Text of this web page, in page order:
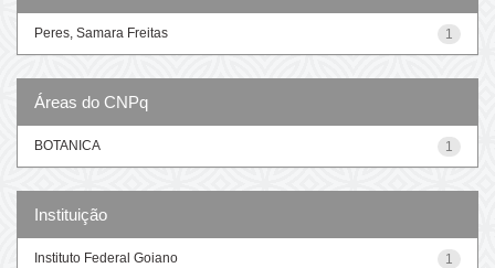
1
Peres, Samara Freitas
Áreas do CNPq
1
BOTANICA
Instituição
1
Instituto Federal Goiano